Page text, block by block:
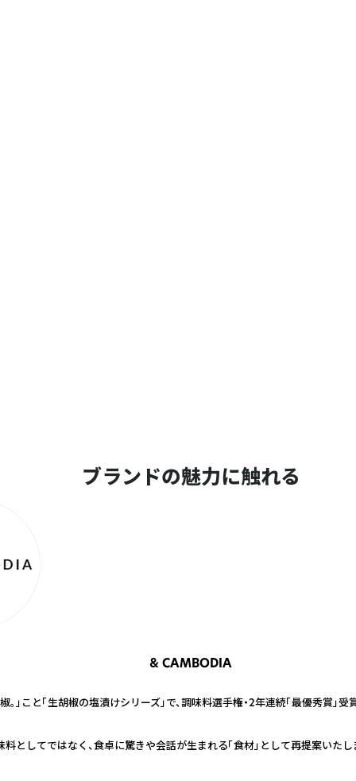
ブランドの魅力に触れる
& CAMBODIA
。」こと「生胡椒の塩漬けシリーズ」で、調味料選手権・2年連続「最優秀賞」受
料としてではなく、食卓に驚きや会話が生まれる「食材」として再提案いたし